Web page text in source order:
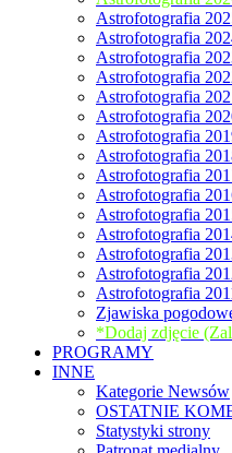
Astrofotografia
Astrofotografia
Astrofotografia
Astrofotografia
Astrofotografia
Astrofotografia
Astrofotografia
Astrofotografia
Astrofotografia
Astrofotografia
Astrofotografia
Astrofotografia
Astrofotografia
Astrofotografia
Astrofotografia
Zjawiska
*Dodaj zdjęcie
PROGRAMY
INNE
Kategorie Newsów
OSTATNIE
Statystyki strony